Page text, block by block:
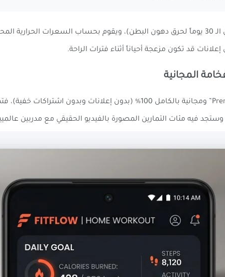
التطبيق يوفر خططاً كاملة لمدة 30 يوماً (مثل تحدي الـ 30 يوماً لحرق دهون البطن)، ويقوم
قد تكون مزعجة أحياناً أثناء فترات الراحة.
فيه مئات التمارين المصورة بالفيديو الحقيقي مع مدربين